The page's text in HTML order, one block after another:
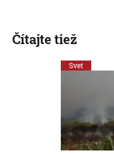
Čítajte tiež
Svet